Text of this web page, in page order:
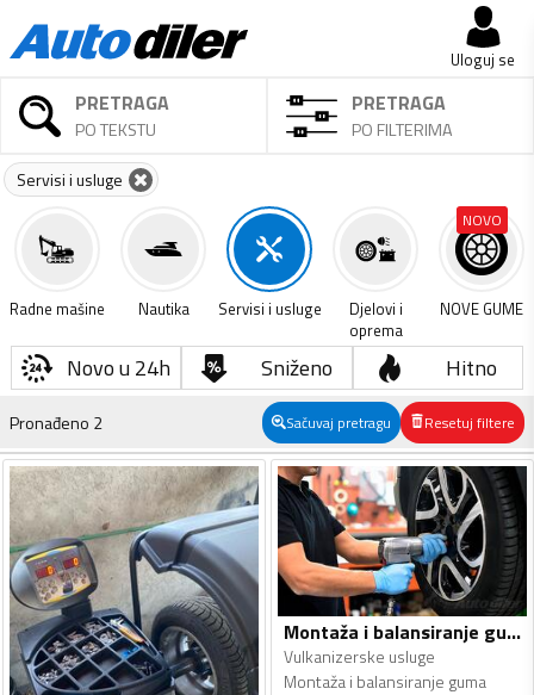
Uloguj se
PRETRAGA
PO TEKSTU
PRETRAGA
PO FILTERIMA
Servisi i usluge
Radne mašine Nautika Servisi i usluge
Djelovi i
oprema
NOVO
NOVE GUME
Novo u 24h Sniženo Hitno
Pronađeno 2 Sačuvaj pretragu Resetuj filtere
Montaža i balansiranje guma - Vulkanizerske usluge
Vulkanizerske usluge
Montaža i balansiranje guma